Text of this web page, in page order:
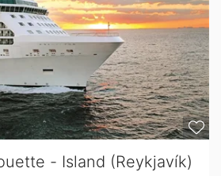
- Island (Reykjavík)